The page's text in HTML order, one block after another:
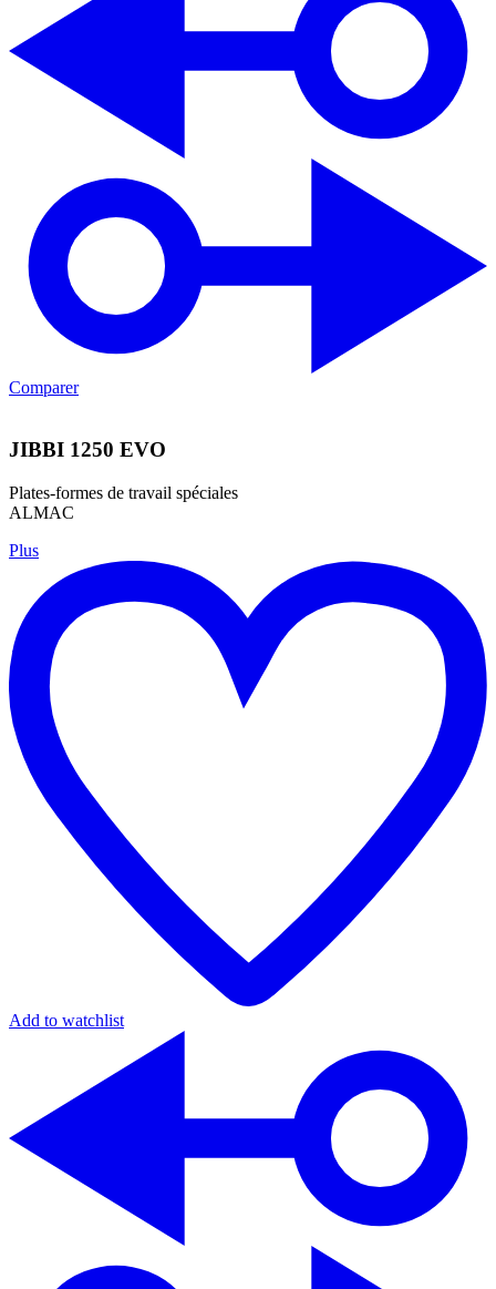
Comparer
JIBBI 1250 EVO
Plates-formes de travail spéciales
ALMAC
Plus
Add to watchlist